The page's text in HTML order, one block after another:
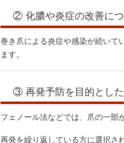
② 化膿や炎症の改善に
巻き爪による炎症や感染が続いて
ます。
③ 再発予防を目的とし
フェノール法などでは、爪の一部
再発を繰り返している方に選択さ